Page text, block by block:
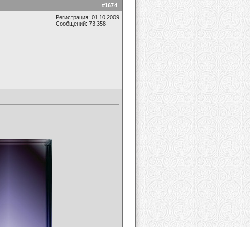
#1674
Регистрация: 01.10.2009
Сообщений: 73,358